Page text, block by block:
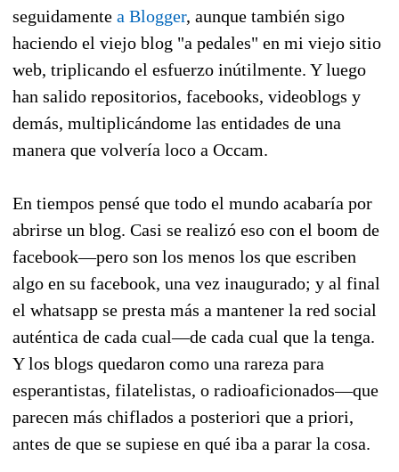
seguidamente a Blogger, aunque también sigo
haciendo el viejo blog "a pedales" en mi viejo sitio
web, triplicando el esfuerzo inútilmente. Y luego
han salido repositorios, facebooks, videoblogs y
demás, multiplicándome las entidades de una
manera que volvería loco a Occam.
En tiempos pensé que todo el mundo acabaría por
abrirse un blog. Casi se realizó eso con el boom de
facebook—pero son los menos los que escriben
algo en su facebook, una vez inaugurado; y al final
el whatsapp se presta más a mantener la red social
auténtica de cada cual—de cada cual que la tenga.
Y los blogs quedaron como una rareza para
esperantistas, filatelistas, o radioaficionados—que
parecen más chiflados a posteriori que a priori,
antes de que se supiese en qué iba a parar la cosa.